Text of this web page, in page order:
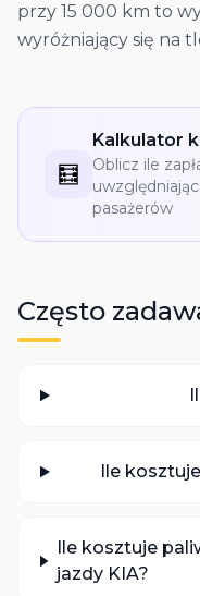
przy 15 000 km to
wyróżniający się na
🧮
Kalkulator
Oblicz ile
pasażerów
Często
Ile
Ile kosztuje
jazdy KIA?